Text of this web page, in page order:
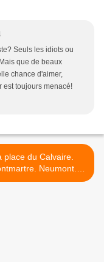
Seuls les idiots ou
que de beaux
chance d'aimer,
est toujours menacé!
place du Calvaire.
Neumont.
Icart. Plumeau. >